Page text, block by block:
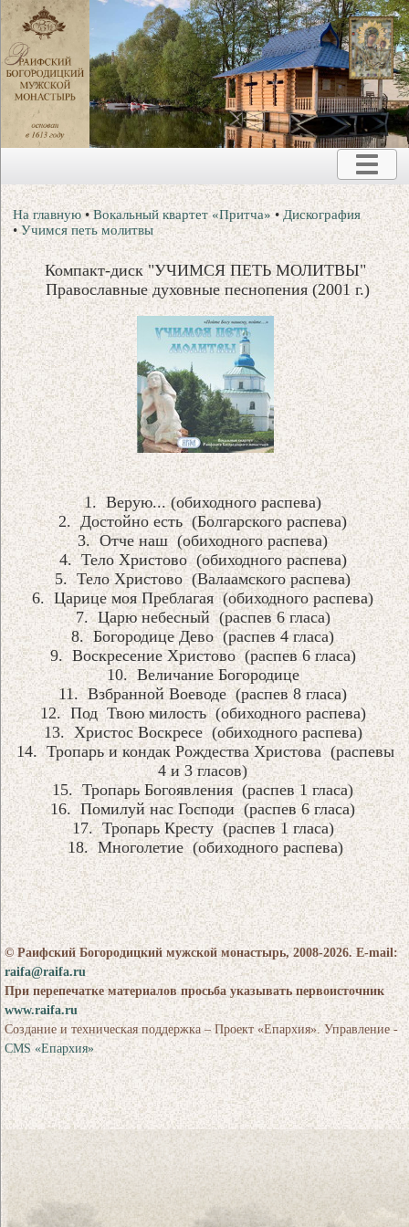
На главную •Вокальный квартет «Притча» •Дискография
•Учимся петь молитвы
Компакт-диск "УЧИМСЯ ПЕТЬ МОЛИТВЫ"
Православные духовные песнопения (2001 г.)
1. Верую... (обиходного распева)
2. Достойно есть (Болгарского распева)
3. Отче наш (обиходного распева)
4. Тело Христово (обиходного распева)
5. Тело Христово (Валаамского распева)
6. Царице моя Преблагая (обиходного распева)
7. Царю небесный (распев 6 гласа)
8. Богородице Дево (распев 4 гласа)
9. Воскресение Христово (распев 6 гласа)
10. Величание Богородице
11. Взбранной Воеводе (распев 8 гласа)
12. Под Твою милость (обиходного распева)
13. Христос Воскресе (обиходного распева)
14. Тропарь и кондак Рождества Христова (распевы
4 и 3 гласов)
15. Тропарь Богоявления (распев 1 гласа)
16. Помилуй нас Господи (распев 6 гласа)
17. Тропарь Кресту (распев 1 гласа)
18. Многолетие (обиходного распева)
© Раифский Богородицкий мужской монастырь, 2008-2026. E-mail:
raifa@raifa.ru
При перепечатке материалов просьба указывать первоисточник
www.raifa.ru
Создание и техническая поддержка – Проект «Епархия». Управление -
CMS «Епархия»